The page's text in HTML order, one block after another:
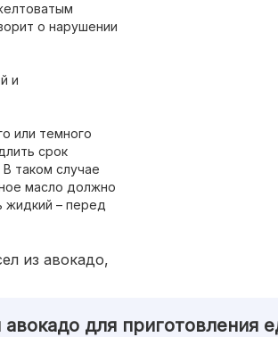
о нарушении
и
или темного
срок
таком случае
масло должно
жидкий – перед
из авокадо,
для приготовления